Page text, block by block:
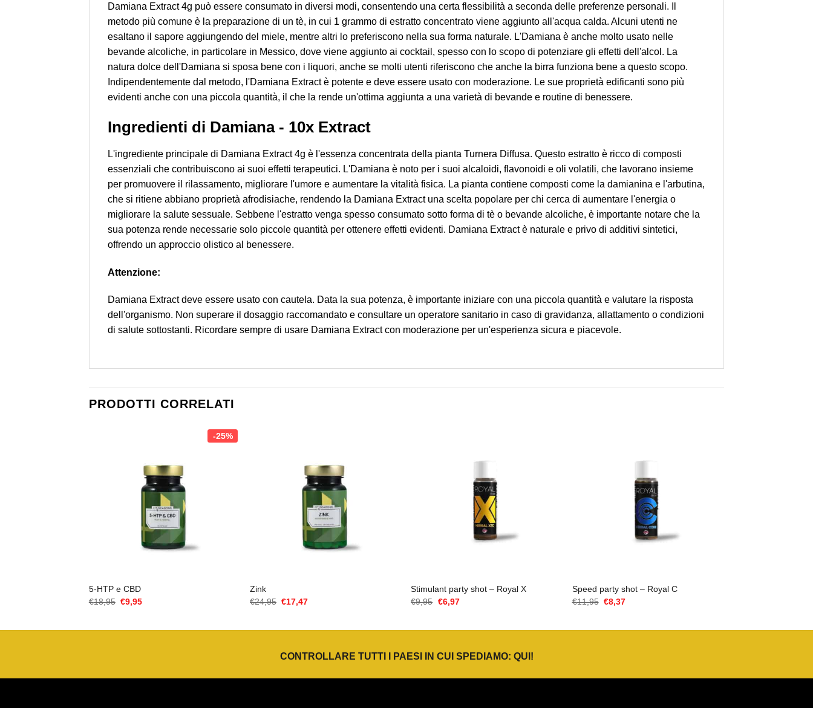
Damiana Extract 4g può essere consumato in diversi modi, consentendo una certa flessibilità a seconda delle preferenze personali. Il
metodo più comune è la preparazione di un tè, in cui 1 grammo di estratto concentrato viene aggiunto all'acqua calda. Alcuni utenti ne
esaltano il sapore aggiungendo del miele, mentre altri lo preferiscono nella sua forma naturale. L'Damiana è anche molto usato nelle
bevande alcoliche, in particolare in Messico, dove viene aggiunto ai cocktail, spesso con lo scopo di potenziare gli effetti dell'alcol. La
natura dolce dell'Damiana si sposa bene con i liquori, anche se molti utenti riferiscono che anche la birra funziona bene a questo scopo.
Indipendentemente dal metodo, l'Damiana Extract è potente e deve essere usato con moderazione. Le sue proprietà edificanti sono più
evidenti anche con una piccola quantità, il che la rende un'ottima aggiunta a una varietà di bevande e routine di benessere.
Ingredienti di Damiana - 10x Extract
L'ingrediente principale di Damiana Extract 4g è l'essenza concentrata della pianta Turnera Diffusa. Questo estratto è ricco di composti
essenziali che contribuiscono ai suoi effetti terapeutici. L'Damiana è noto per i suoi alcaloidi, flavonoidi e oli volatili, che lavorano insieme
per promuovere il rilassamento, migliorare l'umore e aumentare la vitalità fisica. La pianta contiene composti come la damianina e l'arbutina,
che si ritiene abbiano proprietà afrodisiache, rendendo la Damiana Extract una scelta popolare per chi cerca di aumentare l'energia o
migliorare la salute sessuale. Sebbene l'estratto venga spesso consumato sotto forma di tè o bevande alcoliche, è importante notare che la
sua potenza rende necessarie solo piccole quantità per ottenere effetti evidenti. Damiana Extract è naturale e privo di additivi sintetici,
offrendo un approccio olistico al benessere.
Attenzione:
Damiana Extract deve essere usato con cautela. Data la sua potenza, è importante iniziare con una piccola quantità e valutare la risposta
dell'organismo. Non superare il dosaggio raccomandato e consultare un operatore sanitario in caso di gravidanza, allattamento o condizioni
di salute sottostanti. Ricordare sempre di usare Damiana Extract con moderazione per un'esperienza sicura e piacevole.
PRODOTTI CORRELATI
-25%
5-HTP e CBD
€18,95 Il
€9,95Il
Zink
€24,95 Il
€17,47Il
Stimulant party shot – Royal X
€9,95 Il
€6,97Il
Speed party shot – Royal C
€11,95 Il
€8,37Il
CONTROLLARE TUTTI I PAESI IN CUI SPEDIAMO: QUI !